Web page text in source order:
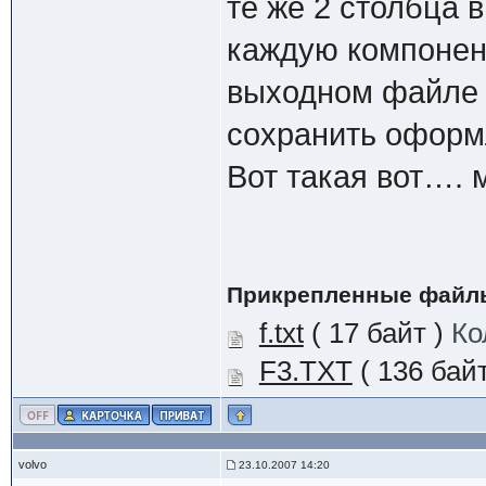
те же 2 столбца
каждую
выходном файле
сохранить
Вот такая вот….
Прикрепленные
f.txt( 17 байт )
F3.TXT( 136
volvo 23.10.2007 14:20